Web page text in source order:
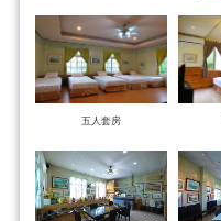
五人套房